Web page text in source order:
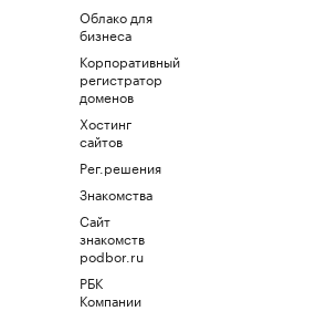
Облако для
бизнеса
Корпоративный
регистратор
доменов
Хостинг
сайтов
Рег.решения
Знакомства
Сайт
знакомств
podbor.ru
РБК
Компании